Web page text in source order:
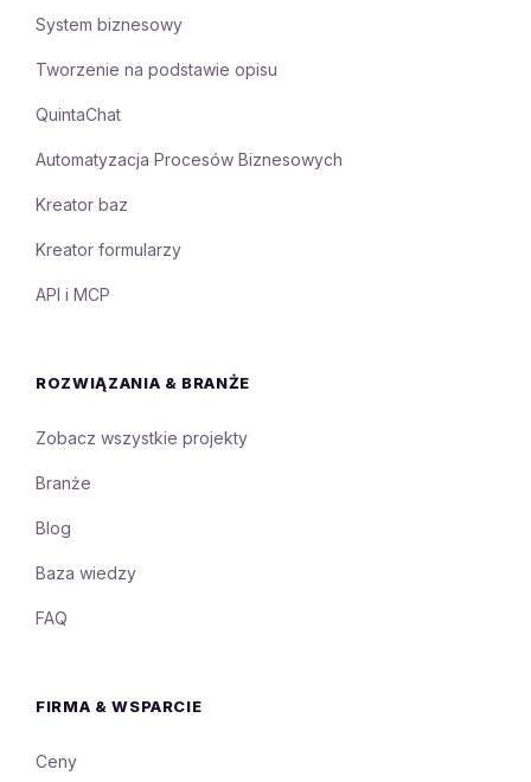
System biznesowy
Tworzenie na podstawie opisu
QuintaChat
Automatyzacja Procesów Biznesowych
Kreator baz
Kreator formularzy
API i MCP
ROZWIĄZANIA & BRANŻE
Zobacz wszystkie projekty
Branże
Blog
Baza wiedzy
FAQ
FIRMA & WSPARCIE
Ceny